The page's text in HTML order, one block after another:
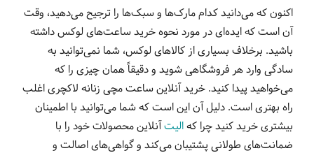
اکنون که می‌دانید کدام مارک‌ها و سبک‌ها را ترجیح می‌دهید، وقت
آن است که ایده‌ای در مورد نحوه خرید ساعت‌های لوکس داشته
باشید. برخلاف بسیاری از کالاهای لوکس، شما نمی‌توانید به
سادگی وارد هر فروشگاهی شوید و دقیقاً همان چیزی را که
می‌خواهید پیدا کنید. خرید آنلاین ساعت مچی زنانه لاکچری اغلب
راه بهتری است. دلیل آن این است که شما می‌توانید با اطمینان
بیشتری خرید کنید چرا کهالیتآنلاین محصولات خود را با
ضمانت‌های طولانی‌ پشتیبان می‌کند و گواهی‌های اصالت و